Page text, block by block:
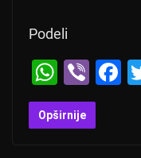
Podeli
W
h
at
Vi
b
er
F
Opširnije